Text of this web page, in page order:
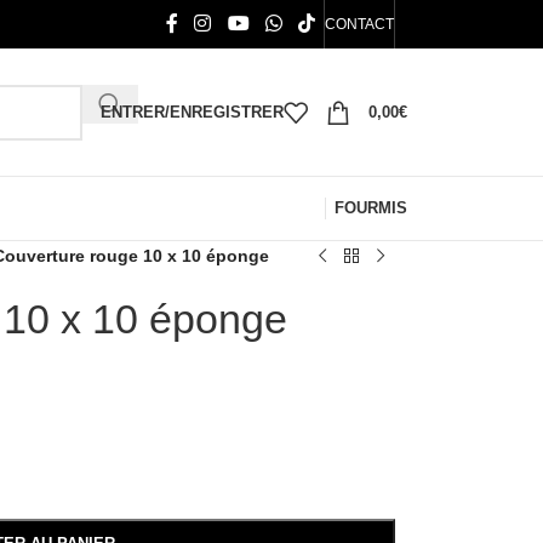
CONTACT
ENTRER/ENREGISTRER 0,00€
FOURMIS
rouge 10 x 10 éponge
x 10 éponge